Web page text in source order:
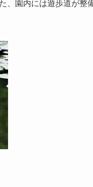
、園内には遊歩道が整